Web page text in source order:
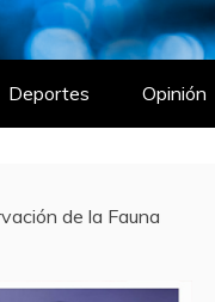
Deportes Opinión
de la Fauna